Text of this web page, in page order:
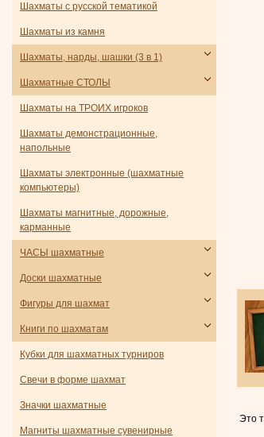
Это
Шахматы с русской тематикой
Шахматы из камня
Шахматы, нарды, шашки (3 в 1)
Шахматные СТОЛЫ
Шахматы на ТРОИХ игроков
Шахматы демонстрационные,
напольные
Шахматы электронные (шахматные
компьютеры)
Шахматы магнитные, дорожные,
карманные
ЧАСЫ шахматные
Доски шахматные
Фигуры для шахмат
Книги по шахматам
Кубки для шахматных турниров
Свечи в форме шахмат
Значки шахматные
Магниты шахматные сувенирные